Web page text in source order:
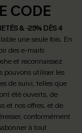
CODE
& -25% DÈS 4
une seule fois. En
des e-mails
et reconnaissez
pouvons utiliser les
de suivi, telles que
été ouverts, de
et nos offres, et de
conformément
à tout